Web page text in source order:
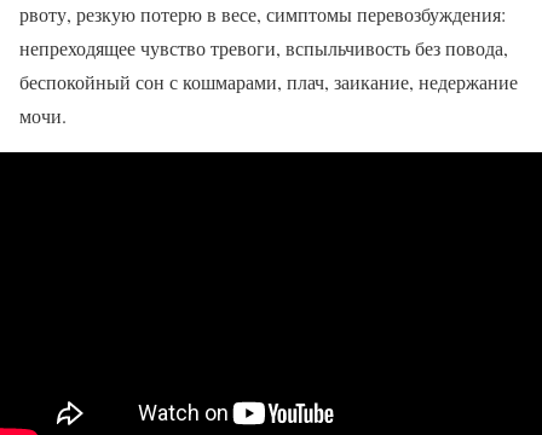
рвоту, резкую потерю в весе, симптомы перевозбуждения:
непреходящее чувство тревоги, вспыльчивость без повода,
беспокойный сон с кошмарами, плач, заикание, недержание
мочи.